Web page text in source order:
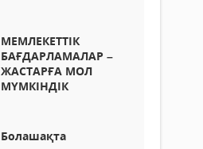
МЕМЛЕКЕТТІК
БАҒДАРЛАМАЛАР –
ЖАСТАРҒА МОЛ
МҮМКІНДІК
Болашақта